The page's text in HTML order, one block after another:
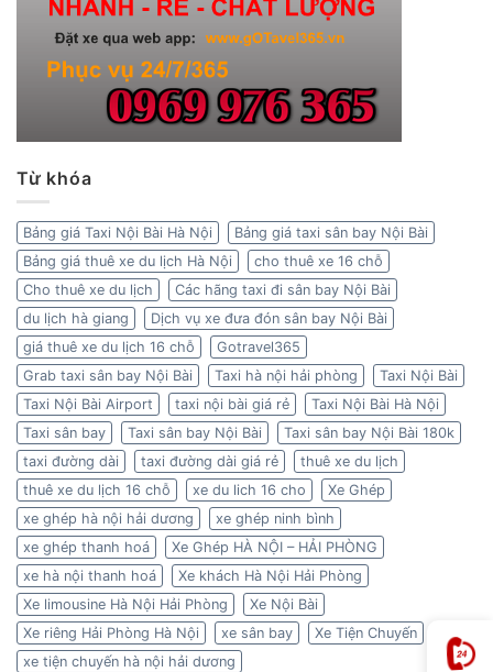
Từ khóa
Bảng giá Taxi Nội Bài Hà Nội
Bảng giá taxi sân bay Nội Bài
Bảng giá thuê xe du lịch Hà Nội
cho thuê xe 16 chỗ
Cho thuê xe du lịch
Các hãng taxi đi sân bay Nội Bài
du lịch hà giang
Dịch vụ xe đưa đón sân bay Nội Bài
giá thuê xe du lịch 16 chỗ
Gotravel365
Grab taxi sân bay Nội Bài
Taxi hà nội hải phòng
Taxi Nội Bài
Taxi Nội Bài Airport
taxi nội bài giá rẻ
Taxi Nội Bài Hà Nội
Taxi sân bay
Taxi sân bay Nội Bài
Taxi sân bay Nội Bài 180k
taxi đường dài
taxi đường dài giá rẻ
thuê xe du lịch
thuê xe du lịch 16 chỗ
xe du lich 16 cho
Xe Ghép
xe ghép hà nội hải dương
xe ghép ninh bình
xe ghép thanh hoá
Xe Ghép HÀ NỘI – HẢI PHÒNG
xe hà nội thanh hoá
Xe khách Hà Nội Hải Phòng
Xe limousine Hà Nội Hải Phòng
Xe Nội Bài
Xe riêng Hải Phòng Hà Nội
xe sân bay
Xe Tiện Chuyến
xe tiện chuyến hà nội hải dương